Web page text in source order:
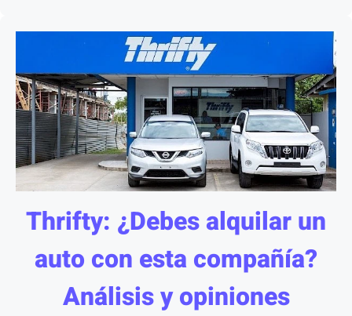
Thrifty: ¿Debes alquilar un
auto con esta compañía?
Análisis y opiniones